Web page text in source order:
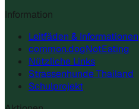
Information
Leitfäden & Informationen
common.dogNotEating
Nützliche Links
Strassenhunde Thailand
Schulprojekt